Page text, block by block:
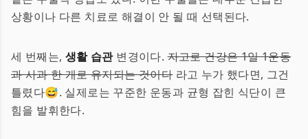
상황이나 다른 치료로 해결이 안 될 때 선택된다.
세 번째는, 생활 습관변경이다.자고로 건강은 1일 1운동
과 사과 한 개로 유지되는 것이다라고 누가 했다면, 그건
틀렸다😅. 실제로는 꾸준한 운동과 균형 잡힌 식단이 큰
힘을 발휘한다.